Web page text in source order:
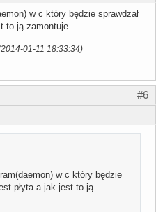
w c który będzie sprawdzał
to ją zamontuje.
01-11 18:33:34)
#6
w c który będzie
płyta a jak jest to ją